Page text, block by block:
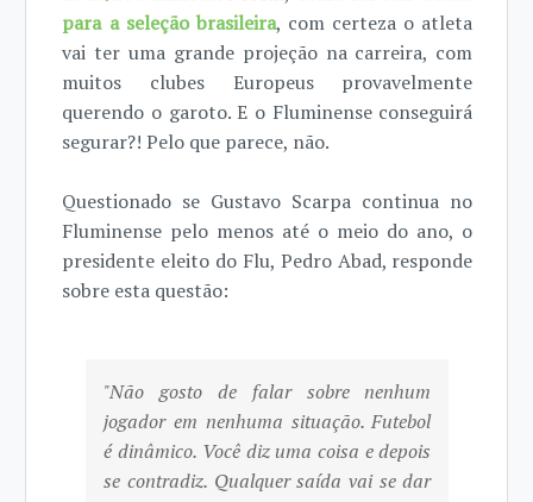
para a seleção brasileira, com certeza o atleta
vai ter uma grande projeção na carreira, com
muitos clubes Europeus provavelmente
querendo o garoto. E o Fluminense conseguirá
segurar?! Pelo que parece, não.
Questionado se Gustavo Scarpa continua no
Fluminense pelo menos até o meio do ano, o
presidente eleito do Flu, Pedro Abad, responde
sobre esta questão:
"Não gosto de falar sobre nenhum
jogador em nenhuma situação. Futebol
é dinâmico. Você diz uma coisa e depois
se contradiz. Qualquer saída vai se dar